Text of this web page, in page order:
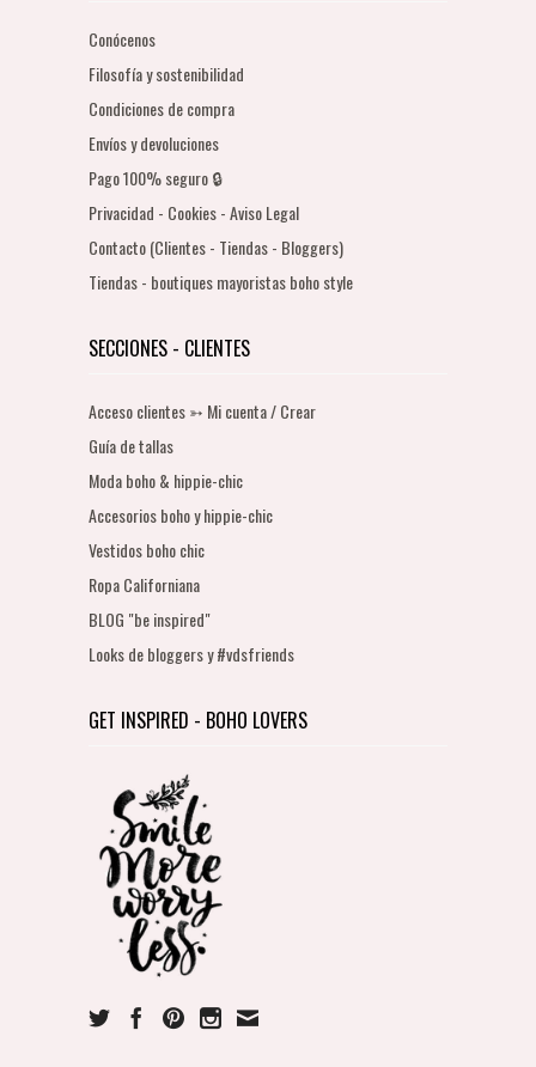
Conócenos
Filosofía y sostenibilidad
Condiciones de compra
Envíos y devoluciones
Pago 100% seguro 🔒
Privacidad - Cookies - Aviso Legal
Contacto (Clientes - Tiendas - Bloggers)
Tiendas - boutiques mayoristas boho style
SECCIONES - CLIENTES
Acceso clientes ➳ Mi cuenta / Crear
Guía de tallas
Moda boho & hippie-chic
Accesorios boho y hippie-chic
Vestidos boho chic
Ropa Californiana
BLOG "be inspired"
Looks de bloggers y #vdsfriends
GET INSPIRED - BOHO LOVERS